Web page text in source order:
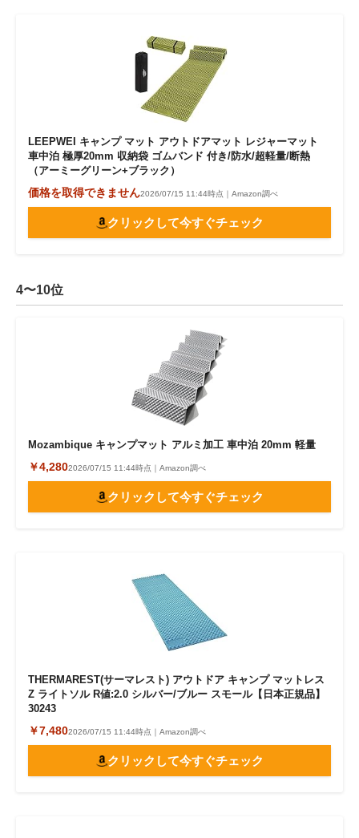
LEEPWEI キャンプ マット アウトドアマット レジャーマット
車中泊 極厚20mm 収納袋 ゴムバンド 付き/防水/超軽量/断熱
（アーミーグリーン+ブラック）
価格を取得できません2026/07/15 11:44時点｜Amazon調べ
クリックして今すぐチェック
4〜10位
Mozambique キャンプマット アルミ加工 車中泊 20mm 軽量
￥4,2802026/07/15 11:44時点｜Amazon調べ
クリックして今すぐチェック
THERMAREST(サーマレスト) アウトドア キャンプ マットレス
Z ライトソル R値:2.0 シルバー/ブルー スモール【日本正規品】
30243
￥7,4802026/07/15 11:44時点｜Amazon調べ
クリックして今すぐチェック